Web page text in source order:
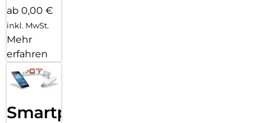
ab 0,00 €
inkl. MwSt.
Mehr
erfahren
Smartphone